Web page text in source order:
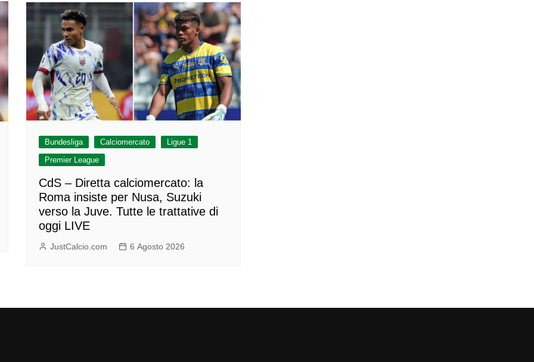
Bundesliga Calciomercato
Ligue 1
Premier League
CdS – Diretta calciomercato: la
Roma insiste per Nusa, Suzuki
verso la Juve. Tutte le trattative di
oggi LIVE
JustCalcio.com 6 Agosto 2026